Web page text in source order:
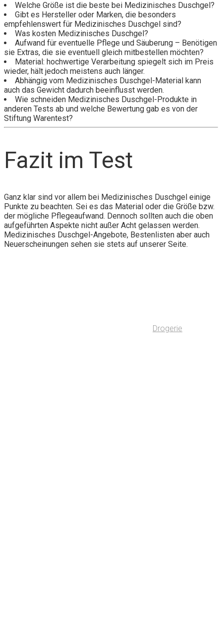
Welche Größe ist die beste bei Medizinisches Duschgel?
Gibt es Hersteller oder Marken, die besonders
empfehlenswert für Medizinisches Duschgel sind?
Was kosten Medizinisches Duschgel?
Aufwand für eventuelle Pflege und Säuberung – Benötigen
sie Extras, die sie eventuell gleich mitbestellen möchten?
Material: hochwertige Verarbeitung spiegelt sich im Preis
wieder, hält jedoch meistens auch länger.
Abhängig vom Medizinisches Duschgel-Material kann
auch das Gewicht dadurch beeinflusst werden.
Wie schneiden Medizinisches Duschgel-Produkte in
anderen Tests ab und welche Bewertung gab es von der
Stiftung Warentest?
Fazit im Test
Ganz klar sind vor allem bei Medizinisches Duschgel einige
Punkte zu beachten. Sei es das Material oder die Größe bzw.
der mögliche Pflegeaufwand. Dennoch sollten auch die oben
aufgeführten Aspekte nicht außer Acht gelassen werden.
Medizinisches Duschgel-Angebote, Bestenlisten aber auch
Neuerscheinungen sehen sie stets auf unserer Seite.
Drogerie